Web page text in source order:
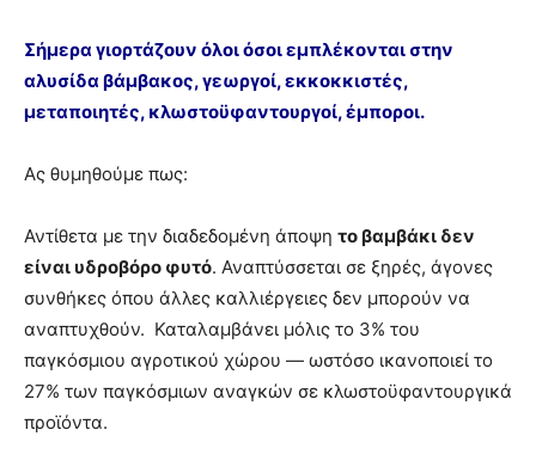
ελληνικό
Σήμερα γιορτάζουν όλοι όσοι εμπλέκονται στην
αλυσίδα βάμβακος, γεωργοί, εκκοκκιστές,
μεταποιητές, κλωστοϋφαντουργοί, έμποροι.
Ας θυμηθούμε πως:
Αντίθετα με την διαδεδομένη άποψη το βαμβάκι δεν
είναι υδροβόρο φυτό. Αναπτύσσεται σε ξηρές, άγονες
συνθήκες όπου άλλες καλλιέργειες δεν μπορούν να
αναπτυχθούν. Καταλαμβάνει μόλις το 3% του
παγκόσμιου αγροτικού χώρου — ωστόσο ικανοποιεί το
27% των παγκόσμιων αναγκών σε κλωστοϋφαντουργικά
προϊόντα.